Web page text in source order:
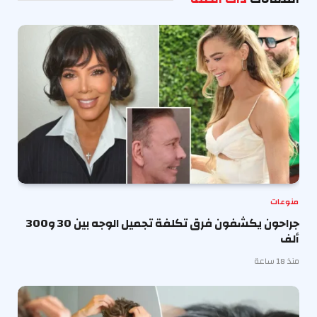
منوعات
جراحون يكشفون فرق تكلفة تجميل الوجه بين 30 و300
ألف
منذ 18 ساعة